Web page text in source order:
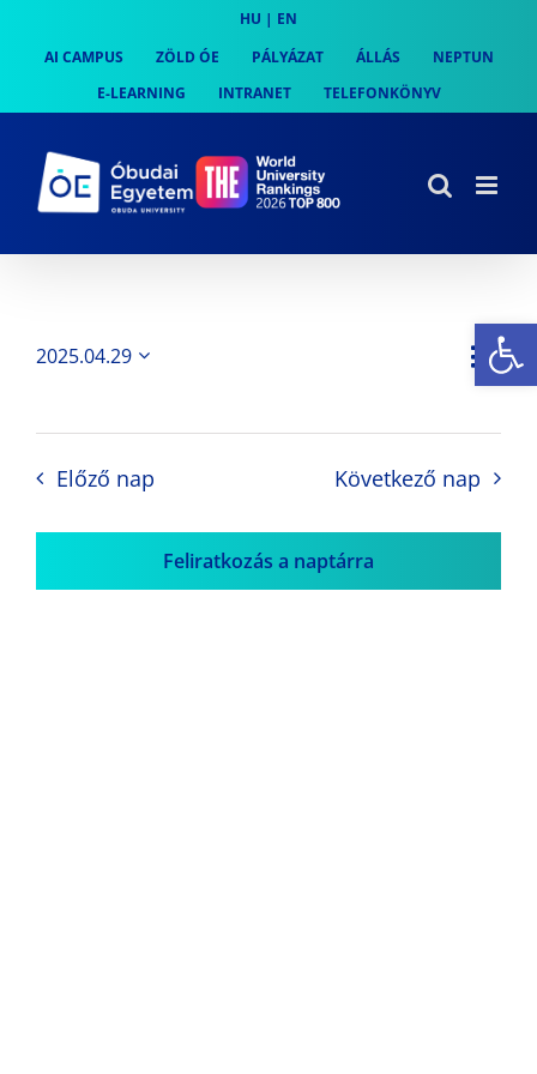
content
HU | EN
AI CAMPUS
ZÖLD ÓE PÁLYÁZAT ÁLLÁS
NEPTUN
E-LEARNING
INTRANET TELEFONKÖNYV
Nap
2025.04.29
Előző nap Következő nap
Feliratkozás a naptárra